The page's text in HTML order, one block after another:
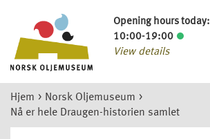
Opening hours today:
10:00-19:00
View details
Hjem > Norsk Oljemuseum >
Nå er hele Draugen-historien samlet